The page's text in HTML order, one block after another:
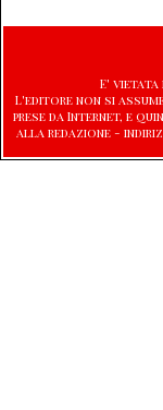
E' vietata
L'editore non si
prese da Internet, e
alla redazione -